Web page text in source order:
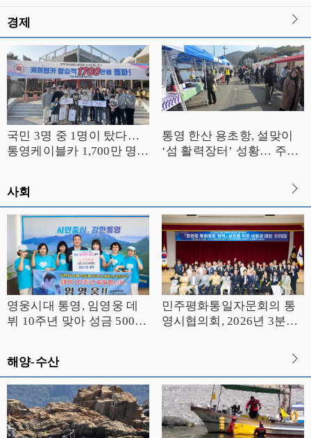
경제
국민 3명 중 1명이 탔다…
통영케이블카 1,700만 명
통영 한산 용초항, 설맞이
‘섬 활력장터’ 성황… 주민
사회
영웅시대 통영, 임영웅 데
뷔 10주년 맞아 성금 500만
민주평화통일자문회의 통
영시협의회, 2026년 3분기
해양-수산